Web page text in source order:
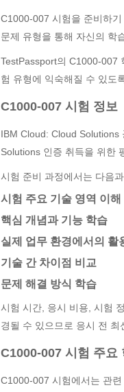
C1000-007 시험을 준비하
문제 유형을 통해 자신의 학
TestPassport의 C1000-007
험 유형에 익숙해질 수 있도
C1000-007 시험 정보
IBM Cloud: Cloud Solutions
Solutions 인증 취득을 위한
시험 준비 과정에서는 다음
시험 주요 기술 영역 이해
핵심 개념과 기능 학습
실제 업무 환경에서의 활
기술 간 차이점 비교
문제 해결 방식 학습
시험 시간, 응시 비용, 시험
경될 수 있으므로 응시 전 최
C1000-007 시험 주요
C1000-007 시험에서는 관